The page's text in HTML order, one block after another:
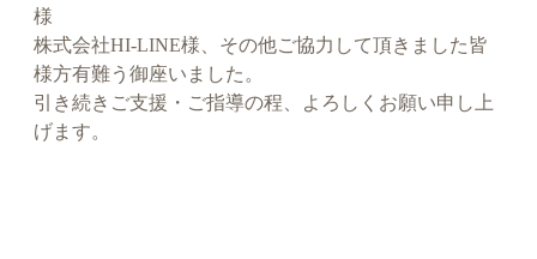
様
株式会社HI-LINE様、その他ご協力して頂きました皆
様方有難う御座いました。
引き続きご支援・ご指導の程、よろしくお願い申し上
げます。